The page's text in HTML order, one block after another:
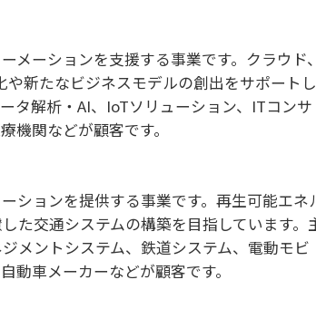
ーションを支援する事業です。クラウド、
新たなビジネスモデルの創出をサポートし
タ解析・AI、IoTソリューション、ITコンサ
機関などが顧客です。
ションを提供する事業です。再生可能エネ
た交通システムの構築を目指しています。
メントシステム、鉄道システム、電動モビ
動車メーカーなどが顧客です。